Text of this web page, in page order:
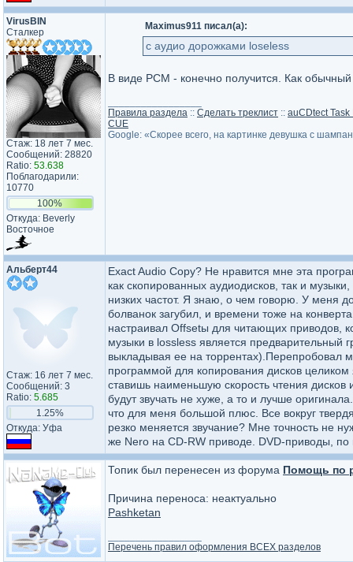
VirusBIN
Сталкер
Стаж: 18 лет 7 мес.
Сообщений: 28820
Ratio: 53.638
Поблагодарили:
10770
100%
Откуда: Beverly
Восточное
Maximus911 писал(а):
с аудио дорожками loseless
В виде PCM - конечно получится. Как
Правила раздела :: Сделать треклист :: auCDtect
CUE
Google: «Скорее всего, на картинке девушка с
Альберт44
Стаж: 16 лет 7 мес.
Сообщений: 3
Ratio: 5.685
1.25%
Откуда: Уфа
Exact Audio Copy? Не нравится мне эта
как скопированных аудиодисков, так и
низких частот. Я знаю, о чем говорю. У меня
болванок загубил, и времени тоже на
настраивал Offsetы для читающих приводов,
музыки в lossless является предварительный
выкладывая ее на торрентах).Перепробовал
программой для копирования дисков
ставишь наименьшую скорость чтения
будут звучать не хуже, а то и лучше
что для меня большой плюс. Все вокруг
резко меняется звучание? Мне точность не
же Nero на CD-RW приводе. DVD-приводы,
Топик был перенесен из форума Помощь по
Причина переноса: неактуально
Pashketan
Перечень правил оформления ВСЕХ разделов